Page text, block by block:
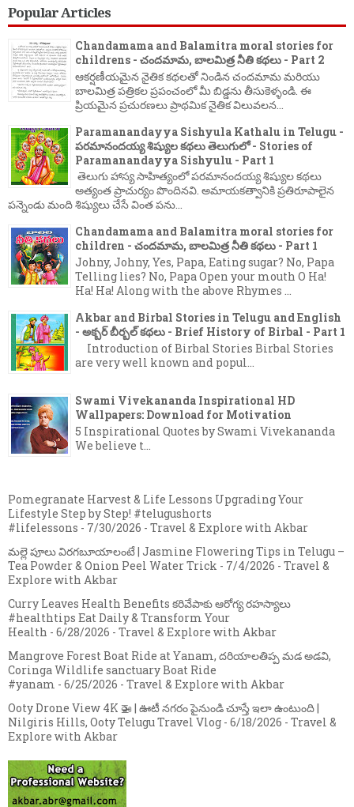
Popular Articles
Chandamama and Balamitra moral stories for
childrens - చందమామ, బాలమిత్ర నీతి కథలు - Part 2
ఆకర్షణీయమైన నైతిక కథలతో నిండిన చందమామ మరియు
బాలమిత్ర పత్రికల ప్రపంచంలో మీ బిడ్డను తీసుకెళ్ళండి. ఈ
ప్రియమైన ప్రచురణలు ప్రాథమిక నైతిక విలువలన...
Paramanandayya Sishyula Kathalu in Telugu -
పరమానందయ్య శిష్యుల కథలు తెలుగులో - Stories of
Paramanandayya Sishyulu - Part 1
తెలుగు హాస్య సాహిత్యంలో పరమానందయ్య శిష్యుల కథలు
అత్యంత ప్రాచుర్యం పొందినవి. అమాయకత్వానికి ప్రతిరూపాలైన
పన్నెండు మంది శిష్యులు చేసే వింత పను...
Chandamama and Balamitra moral stories for
children - చందమామ, బాలమిత్ర నీతి కథలు - Part 1
Johny, Johny, Yes, Papa, Eating sugar? No, Papa
Telling lies? No, Papa Open your mouth O Ha!
Ha! Ha! Along with the above Rhymes ...
Akbar and Birbal Stories in Telugu and English
- అక్బర్ బీర్బల్ కథలు - Brief History of Birbal - Part 1
Introduction of Birbal Stories Birbal Stories
are very well known and popul...
Swami Vivekananda Inspirational HD
Wallpapers: Download for Motivation
5 Inspirational Quotes by Swami Vivekananda
We believe t...
Pomegranate Harvest & Life Lessons Upgrading Your
Lifestyle Step by Step! #telugushorts
#lifelessons - 7/30/2026 - Travel & Explore with Akbar
మల్లె పూలు విరగబూయాలంటే | Jasmine Flowering Tips in Telugu –
Tea Powder & Onion Peel Water Trick - 7/4/2026 - Travel &
Explore with Akbar
Curry Leaves Health Benefits కరివేపాకు ఆరోగ్య రహస్యాలు
#healthtips Eat Daily & Transform Your
Health - 6/28/2026 - Travel & Explore with Akbar
Mangrove Forest Boat Ride at Yanam, దరియాలతిప్ప మడ అడవి,
Coringa Wildlife sanctuary Boat Ride
#yanam - 6/25/2026 - Travel & Explore with Akbar
Ooty Drone View 4K 🚁 | ఊటీ నగరం పైనుండి చూస్తే ఇలా ఉంటుంది |
Nilgiris Hills, Ooty Telugu Travel Vlog - 6/18/2026 - Travel &
Explore with Akbar